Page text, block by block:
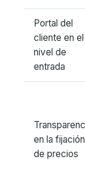
Portal del
cliente en el
nivel de
entrada
en la fijación
de precios